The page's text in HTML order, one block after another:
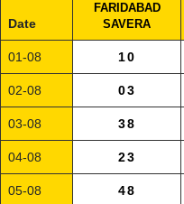
Date
FARIDABAD
SAVERA
01-08 10
02-08 03
03-08 38
04-08 23
05-08 48